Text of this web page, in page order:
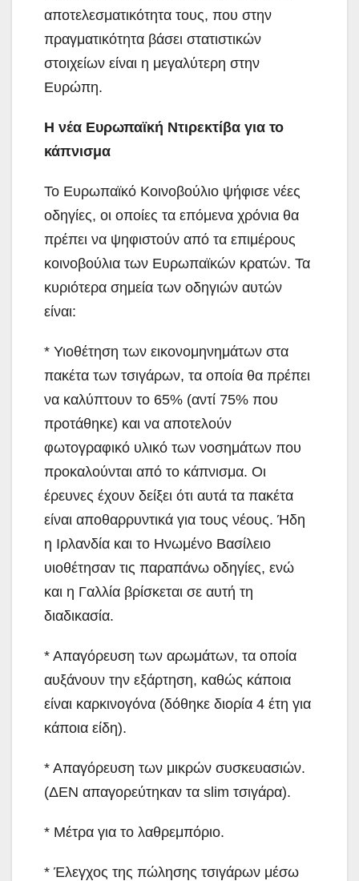
αποτελεσματικότητα τους, που στην
πραγματικότητα βάσει στατιστικών
στοιχείων είναι η μεγαλύτερη στην
Ευρώπη.
Η νέα Ευρωπαϊκή Ντιρεκτίβα για το
κάπνισμα
Το Ευρωπαϊκό Κοινοβούλιο ψήφισε νέες
οδηγίες, οι οποίες τα επόμενα χρόνια θα
πρέπει να ψηφιστούν από τα επιμέρους
κοινοβούλια των Ευρωπαϊκών κρατών. Τα
κυριότερα σημεία των οδηγιών αυτών
είναι:
* Υιοθέτηση των εικονομηνημάτων στα
πακέτα των τσιγάρων, τα οποία θα πρέπει
να καλύπτουν το 65% (αντί 75% που
προτάθηκε) και να αποτελούν
φωτογραφικό υλικό των νοσημάτων που
προκαλούνται από το κάπνισμα. Οι
έρευνες έχουν δείξει ότι αυτά τα πακέτα
είναι αποθαρρυντικά για τους νέους. Ήδη
η Ιρλανδία και το Ηνωμένο Βασίλειο
υιοθέτησαν τις παραπάνω οδηγίες, ενώ
και η Γαλλία βρίσκεται σε αυτή τη
διαδικασία.
* Απαγόρευση των αρωμάτων, τα οποία
αυξάνουν την εξάρτηση, καθώς κάποια
είναι καρκινογόνα (δόθηκε διορία 4 έτη για
κάποια είδη).
* Απαγόρευση των μικρών συσκευασιών.
(ΔΕΝ απαγορεύτηκαν τα slim τσιγάρα).
* Μέτρα για το λαθρεμπόριο.
* Έλεγχος της πώλησης τσιγάρων μέσω